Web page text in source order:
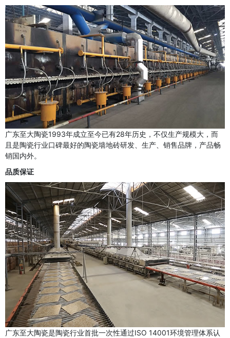
广东至大陶瓷1993年成立至今已有28年历史，不仅生产规模大，而
且是陶瓷行业口碑最好的陶瓷墙地砖研发、生产、销售品牌，产品畅
销国内外。
品质保证
广东至大陶瓷是陶瓷行业首批一次性通过ISO 14001环境管理体系认